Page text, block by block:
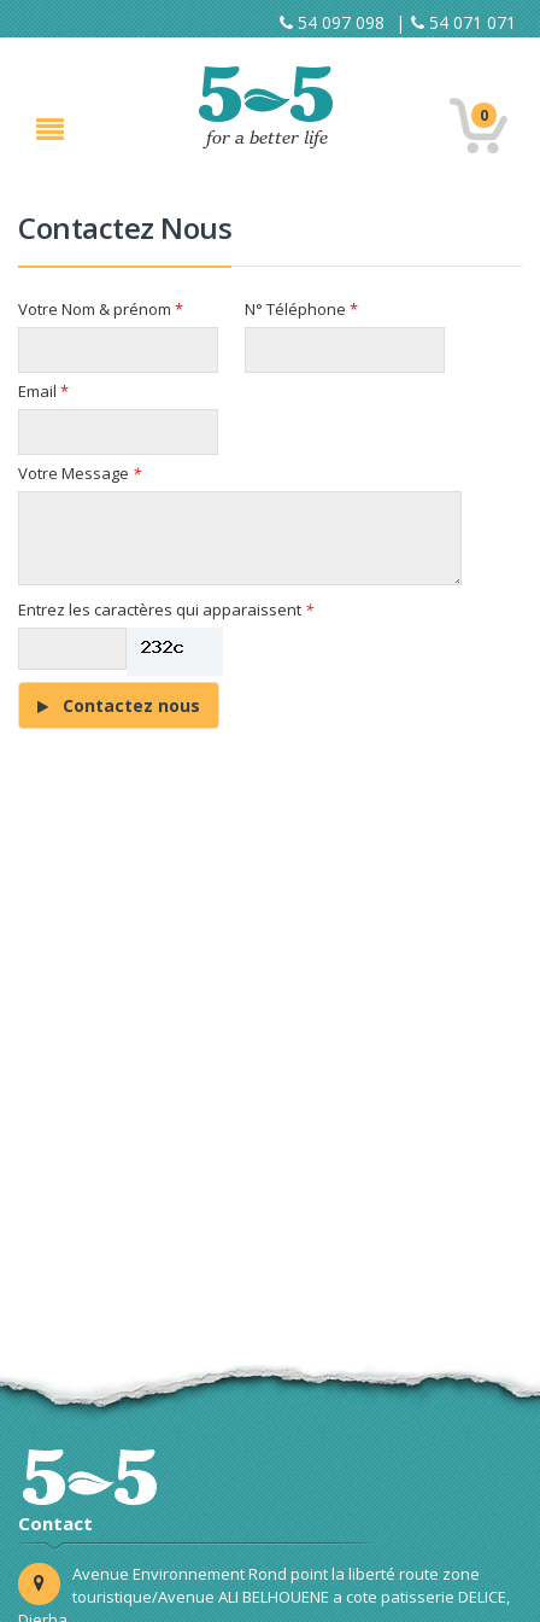
54 097 098 | 54 071 071
0
Contactez Nous
Votre Nom & prénom * N° Téléphone*
Email *
Votre Message *
Entrez les caractères qui apparaissent *
Contactez nous
Contact
Avenue Environnement Rond point la liberté route zone
touristique/Avenue ALI BELHOUENE a cote patisserie DELICE,